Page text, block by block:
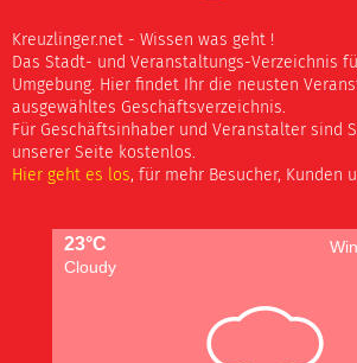
Kreuzlinger.net - Wissen was geht !
Das Stadt- und Veranstaltungs-Verzeichnis
Umgebung. Hier findet Ihr die neusten
ausgewähltes Geschäftsverzeichnis.
Für Geschäftsinhaber und Veranstalter sind
unserer Seite kostenlos.
Hier geht es los, für mehr Besucher, Kunden
23°C
Cloudy